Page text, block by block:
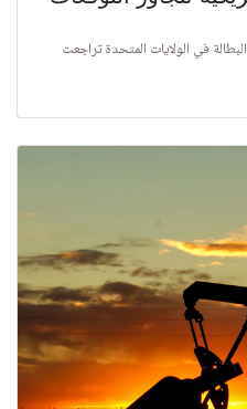
في الولايات المتحدة تراجعت